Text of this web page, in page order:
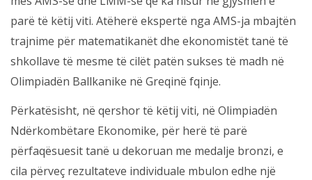
parë të këtij viti. Atëherë ekspertë nga AMS-ja mbajtën
trajnime për matematikanët dhe ekonomistët tanë të
shkollave të mesme të cilët patën sukses të madh në
Olimpiadën Ballkanike në Greqinë fqinje.
Përkatësisht, në qershor të këtij viti, në Olimpiadën
Ndërkombëtare Ekonomike, për herë të parë
përfaqësuesit tanë u dekoruan me medalje bronzi, e
cila përveç rezultateve individuale mbulon edhe një